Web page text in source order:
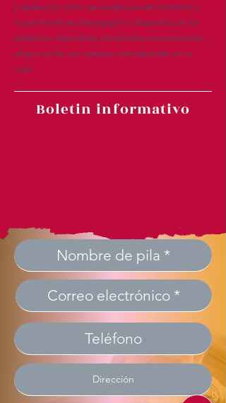
y dedicación entre las tendencias del momento y
tus preferencias ¡Navega por la diapositiva de los
productos disponibles actualizados semanalmente,
elige y recibe tus compras cómodamente en tu
casa!
Boletin informativo